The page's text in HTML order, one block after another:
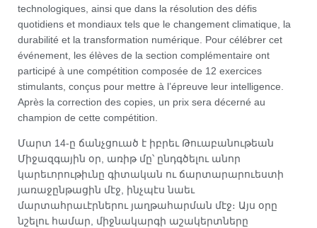
technologiques, ainsi que dans la résolution des défis
quotidiens et mondiaux tels que le changement climatique, la
durabilité et la transformation numérique. Pour célébrer cet
événement, les élèves de la section complémentaire ont
participé à une compétition composée de 12 exercices
stimulants, conçus pour mettre à l’épreuve leur intelligence.
Après la correction des copies, un prix sera décerné au
champion de cette compétition.
Մարտ 14-ը ճանչցուած է իբրեւ Թուաբանութեան
Միջազգային օր, առիթ մը՝ ընդգծելու անոր
կարեւորութիւնը գիտական ու ճարտարարուեստի
յառաջընթացին մէջ, ինչպէս նաեւ
մարտահրաւէրներու յաղթահարման մէջ։ Այս օրը
նշելու համար, միջնակարգի աշակերտները